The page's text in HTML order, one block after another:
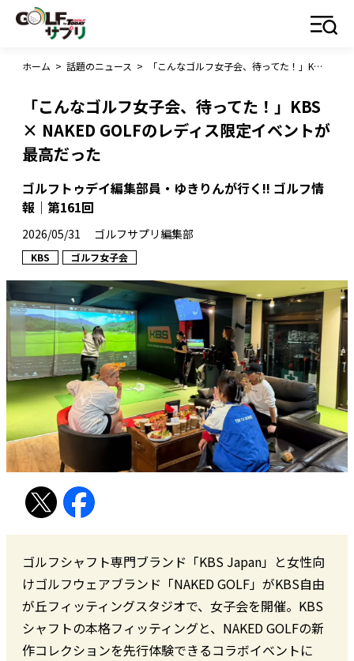
ホーム > 話題のニュース > 「こんなゴルフ女子会、待ってた！」KBS × NAKED GOLFのレディス限定イベントが最高だった
「こんなゴルフ女子会、待ってた！」KBS
× NAKED GOLFのレディス限定イベントが
最高だった
ゴルフトゥデイ編集部員・ゆきりんが行く!! ゴルフ情
報｜第161回
2026/05/31 ゴルフサプリ編集部
KBS ゴルフ女子会
ゴルフシャフト専門ブランド「KBS Japan」と女性向
けゴルフウェアブランド「NAKED GOLF」がKBS自由
が丘フィッティングスタジオで、女子会を開催。KBS
シャフトの本格フィッティングと、NAKED GOLFの新
作コレクションを先行体験できるコラボイベントに